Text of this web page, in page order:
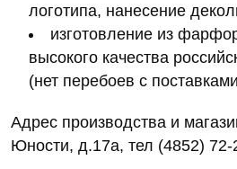
логотипа, нанесение
изготовление из
высокого качества
(нет перебоев с
Адрес производства и
Юности, д.17а, тел (4852) 72-